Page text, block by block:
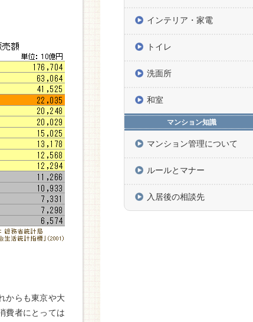
からも東京や大
費者にとっては
インテリア・家電
トイレ
洗面所
和室
マンション知識
マンション管理について
ルールとマナー
入居後の相談先